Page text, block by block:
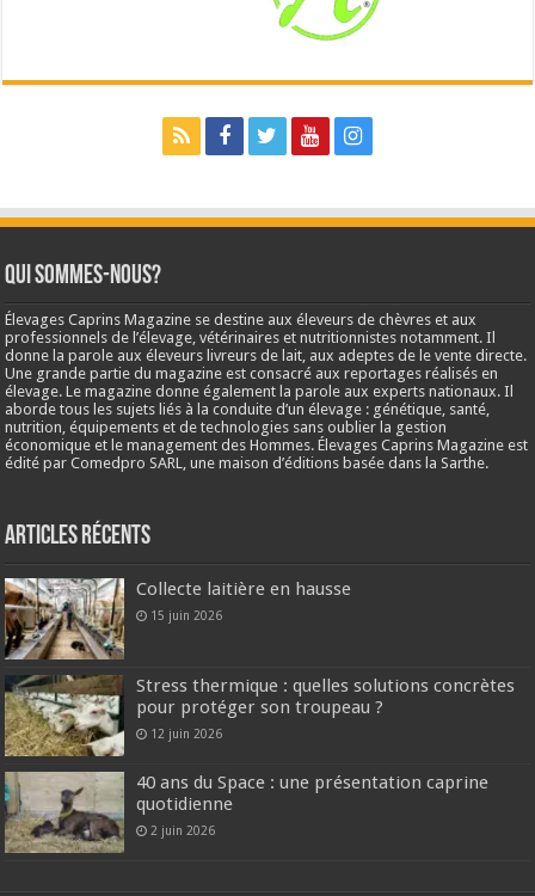
Qui sommes-nous?
Élevages Caprins Magazine se destine aux éleveurs de chèvres et aux
professionnels de l’élevage, vétérinaires et nutritionnistes notamment. Il
donne la parole aux éleveurs livreurs de lait, aux adeptes de le vente directe.
Une grande partie du magazine est consacré aux reportages réalisés en
élevage. Le magazine donne également la parole aux experts nationaux. Il
aborde tous les sujets liés à la conduite d’un élevage : génétique, santé,
nutrition, équipements et de technologies sans oublier la gestion
économique et le management des Hommes. Élevages Caprins Magazine est
édité par Comedpro SARL, une maison d’éditions basée dans la Sarthe.
Articles récents
Collecte laitière en hausse
15 juin 2026
Stress thermique : quelles solutions concrètes
pour protéger son troupeau ?
12 juin 2026
40 ans du Space : une présentation caprine
quotidienne
2 juin 2026